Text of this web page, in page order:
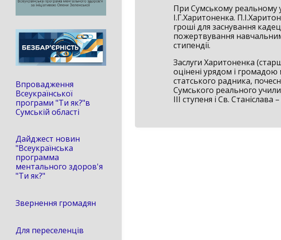
При Сумському реальному
І.Г.Харитоненка.
гроші для заснування
пожертвування
стипендії.
Заслуги Харитоненка
оцінені урядом і
статського радника,
Сумського реального
ІІІ ступеня і Св. Станіслава
Впровадження
Всеукраїнської
програми "Ти як?"в
Сумській області
Дайджест новин
"Всеукраїнська
программа
ментального здоров'я
"Ти як?"
Звернення громадян
Для переселенців